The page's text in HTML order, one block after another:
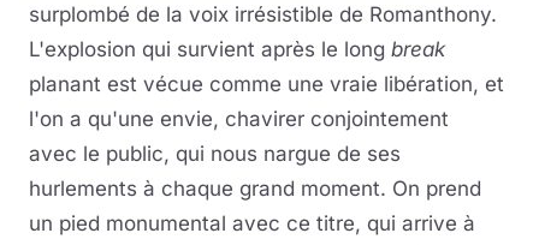
surplombé de la voix irrésistible de Romanthony.
L'explosion qui survient après le long break
planant est vécue comme une vraie libération, et
l'on a qu'une envie, chavirer conjointement
avec le public, qui nous nargue de ses
hurlements à chaque grand moment. On prend
un pied monumental avec ce titre, qui arrive à